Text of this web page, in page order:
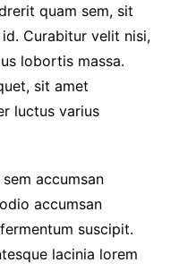
quam sem, sit
Curabitur velit nisi,
lobortis massa.
sit amet
luctus varius
accumsan
accumsan
suscipit.
lacinia lorem